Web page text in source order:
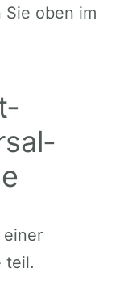
Sie oben im
einer
teil.